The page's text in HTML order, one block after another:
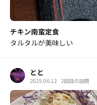
チキン南蛮定食
タルタルが美味しい
とと
2025.06.12 2回目の訪問